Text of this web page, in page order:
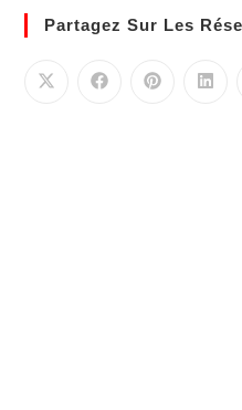
Partagez Sur Les